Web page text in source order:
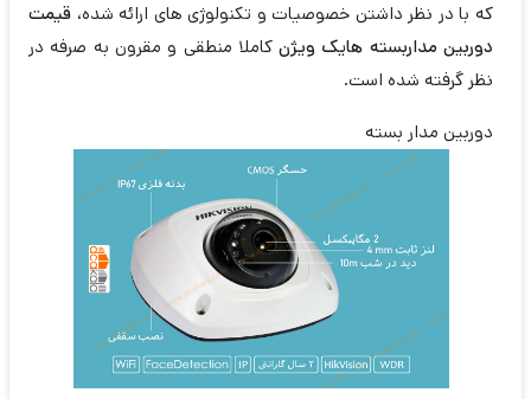
که با در نظر داشتن خصوصیات و تکنولوژی های ارائه شده، قیمت
دوربین مداربسته هایک ویژنکاملا منطقی و مقرون به صرفه در
نظر گرفته شده است.
دوربین مدار بسته